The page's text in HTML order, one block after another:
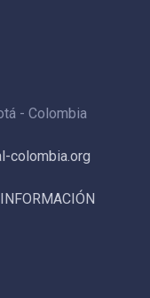
- Colombia
colombia.org